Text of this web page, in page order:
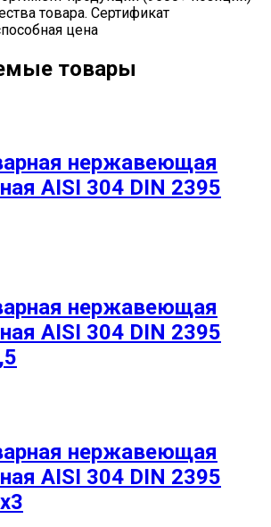
товара. Сертификат
цена
товары
нержавеющая
AISI 304 DIN 2395
нержавеющая
AISI 304 DIN 2395
нержавеющая
AISI 304 DIN 2395